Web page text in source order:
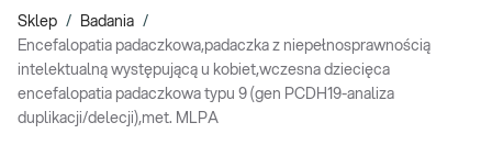
Sklep / Badania /
Encefalopatia padaczkowa,padaczka z niepełnosprawnością
intelektualną występującą u kobiet,wczesna dziecięca
encefalopatia padaczkowa typu 9 (gen PCDH19-analiza
duplikacji/delecji),met. MLPA